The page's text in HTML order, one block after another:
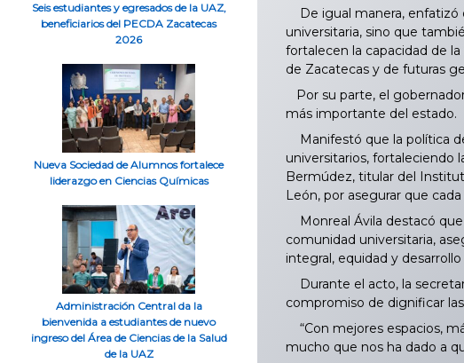
De igual manera, enfatizó
universitaria, sino que
fortalecen la capacidad de
de Zacatecas y de futuras
Por su parte, el
más importante del estado.
Manifestó que la política
universitarios, fortaleciendo
Bermúdez, titular del
León, por asegurar que
Monreal Ávila destacó
comunidad universitaria,
integral, equidad y
Durante el acto, la
compromiso de dignificar
“Con mejores espacios,
mucho que nos ha dado a
Seis estudiantes y egresados de la UAZ,
beneficiarios del PECDA Zacatecas
2026
Nueva Sociedad de Alumnos fortalece
liderazgo en Ciencias Químicas
Administración Central da la
bienvenida a estudiantes de nuevo
ingreso del Área de Ciencias de la Salud
de la UAZ